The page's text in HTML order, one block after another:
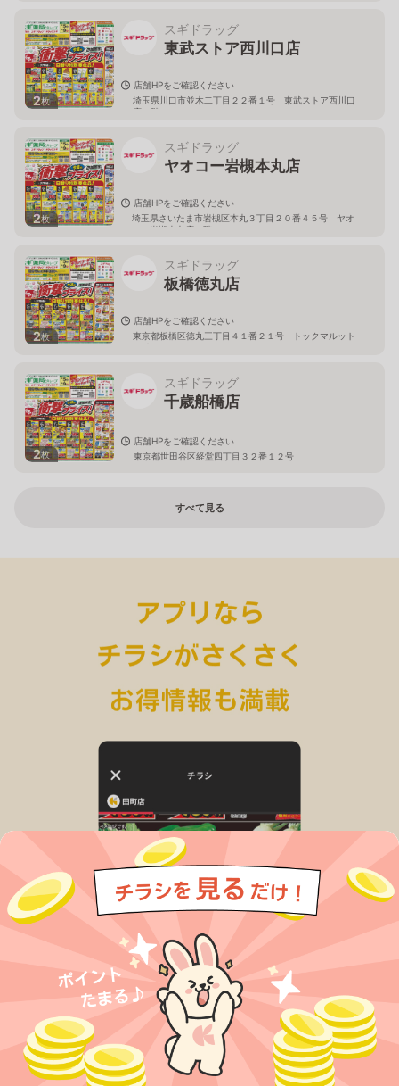
2枚
スギドラッグ
東武ストア西川口店
店舗HPをご確認ください
埼玉県川口市並木二丁目２２番１号 東武ストア西川口
店２階
2枚
スギドラッグ
ヤオコー岩槻本丸店
店舗HPをご確認ください
埼玉県さいたま市岩槻区本丸３丁目２０番４５号 ヤオ
コー岩槻本丸店２階
2枚
スギドラッグ
板橋徳丸店
店舗HPをご確認ください
東京都板橋区徳丸三丁目４１番２１号 トックマルット
１階
2枚
スギドラッグ
千歳船橋店
店舗HPをご確認ください
東京都世田谷区経堂四丁目３２番１２号
すべて見る